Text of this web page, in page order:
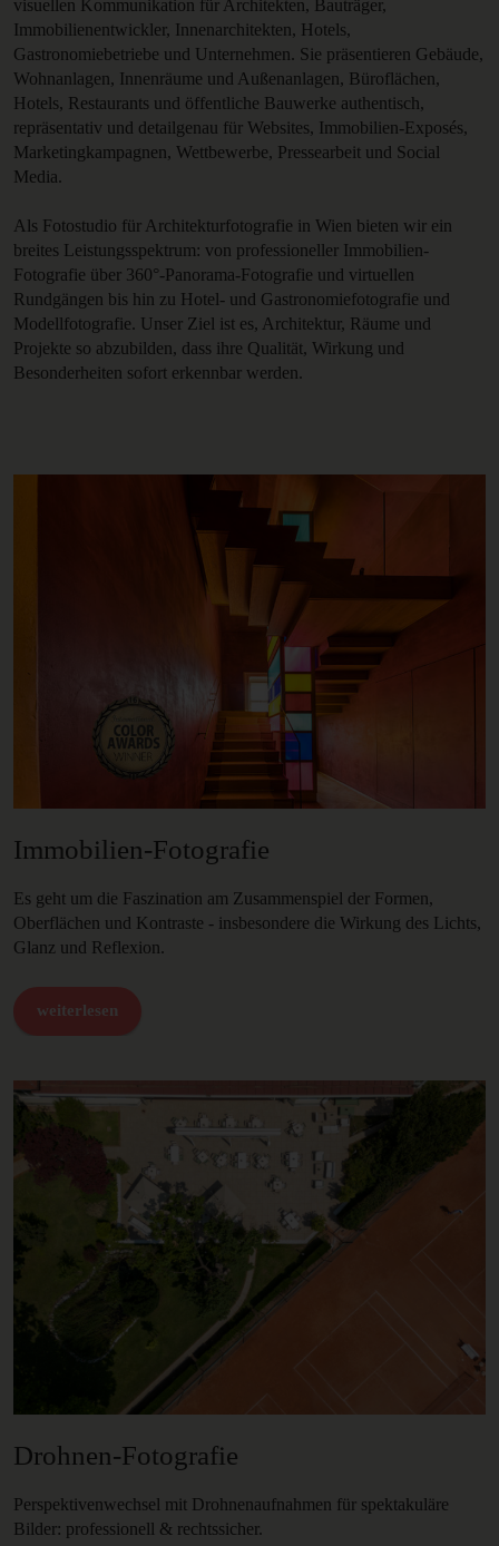
visuellen Kommunikation für Architekten, Bauträger,
Immobilienentwickler, Innenarchitekten, Hotels,
Gastronomiebetriebe und Unternehmen. Sie präsentieren Gebäude,
Wohnanlagen, Innenräume und Außenanlagen, Büroflächen,
Hotels, Restaurants und öffentliche Bauwerke authentisch,
repräsentativ und detailgenau für Websites, Immobilien-Exposés,
Marketingkampagnen, Wettbewerbe, Pressearbeit und Social
Media.
Als Fotostudio für Architekturfotografie in Wien bieten wir ein
breites Leistungsspektrum: von professioneller Immobilien-
Fotografie über 360°-Panorama-Fotografie und virtuellen
Rundgängen bis hin zu Hotel- und Gastronomiefotografie und
Modellfotografie. Unser Ziel ist es, Architektur, Räume und
Projekte so abzubilden, dass ihre Qualität, Wirkung und
Besonderheiten sofort erkennbar werden.
Immobilien-Fotografie
Es geht um die Faszination am Zusammenspiel der Formen,
Oberflächen und Kontraste - insbesondere die Wirkung des Lichts,
Glanz und Reflexion.
weiterlesen
Drohnen-Fotografie
Perspektivenwechsel mit Drohnenaufnahmen für spektakuläre
Bilder: professionell & rechtssicher.